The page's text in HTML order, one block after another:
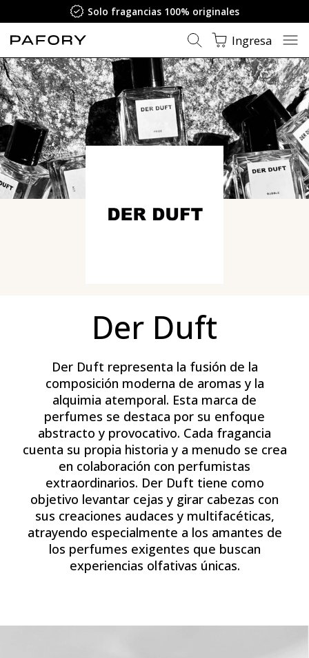
Solo fragancias 100% originales
Ingresa
Der Duft
Der Duft representa la fusión de la
composición moderna de aromas y la
alquimia atemporal. Esta marca de
perfumes se destaca por su enfoque
abstracto y provocativo. Cada fragancia
cuenta su propia historia y a menudo se crea
en colaboración con perfumistas
extraordinarios. Der Duft tiene como
objetivo levantar cejas y girar cabezas con
sus creaciones audaces y multifacéticas,
atrayendo especialmente a los amantes de
los perfumes exigentes que buscan
experiencias olfativas únicas.